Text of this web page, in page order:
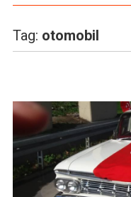
Tag: otomobil